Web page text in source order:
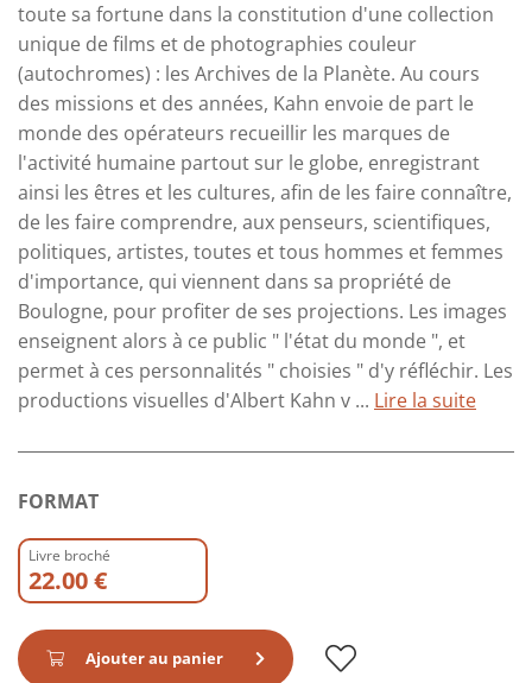
toute sa fortune dans la constitution d'une collection
unique de films et de photographies couleur
(autochromes) : les Archives de la Planète. Au cours
des missions et des années, Kahn envoie de part le
monde des opérateurs recueillir les marques de
l'activité humaine partout sur le globe, enregistrant
ainsi les êtres et les cultures, afin de les faire connaître,
de les faire comprendre, aux penseurs, scientifiques,
politiques, artistes, toutes et tous hommes et femmes
d'importance, qui viennent dans sa propriété de
Boulogne, pour profiter de ses projections. Les images
enseignent alors à ce public " l'état du monde ", et
permet à ces personnalités " choisies " d'y réfléchir. Les
productions visuelles d'Albert Kahn v ... Lire la suite
FORMAT
Livre broché
22.00 €
Ajouter au panier